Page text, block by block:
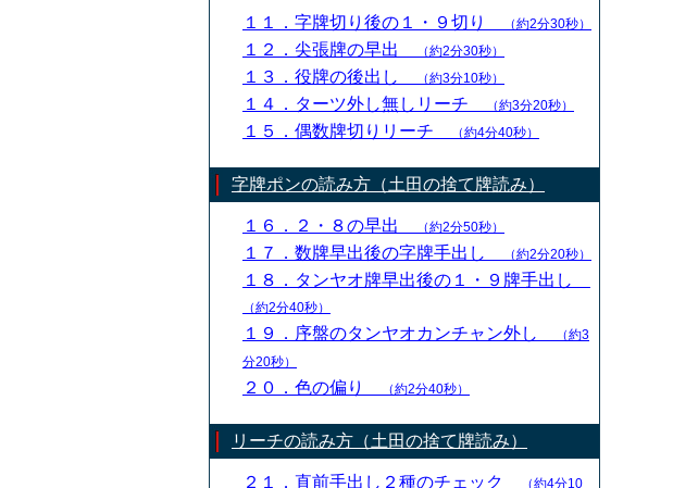
１１．字牌切り後の１・９切り （約2分30秒）
１２．尖張牌の早出 （約2分30秒）
１３．役牌の後出し （約3分10秒）
１４．ターツ外し無しリーチ （約3分20秒）
１５．偶数牌切りリーチ （約4分40秒）
字牌ポンの読み方（土田の捨て牌読み）
１６．２・８の早出 （約2分50秒）
１７．数牌早出後の字牌手出し （約2分20秒）
１８．タンヤオ牌早出後の１・９牌手出し
（約2分40秒）
１９．序盤のタンヤオカンチャン外し
（約3
分20秒）
２０．色の偏り （約2分40秒）
リーチの読み方（土田の捨て牌読み）
２１．直前手出し２種のチェック
（約4分10